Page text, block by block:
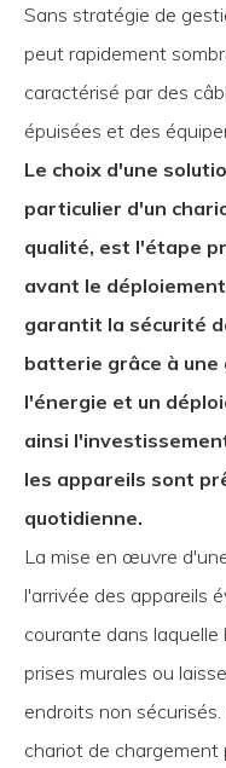
Sans stratégie de
peut rapidement
caractérisé par des
épuisées et des
Le choix d'une
particulier d'un
qualité, est l'étape
avant le
garantit la sécurité
batterie grâce à
l'énergie et un
ainsi
les appareils sont
quotidienne.
La mise en œuvre
l'arrivée des appareils
courante dans
prises murales ou
endroits non
chariot de chargement